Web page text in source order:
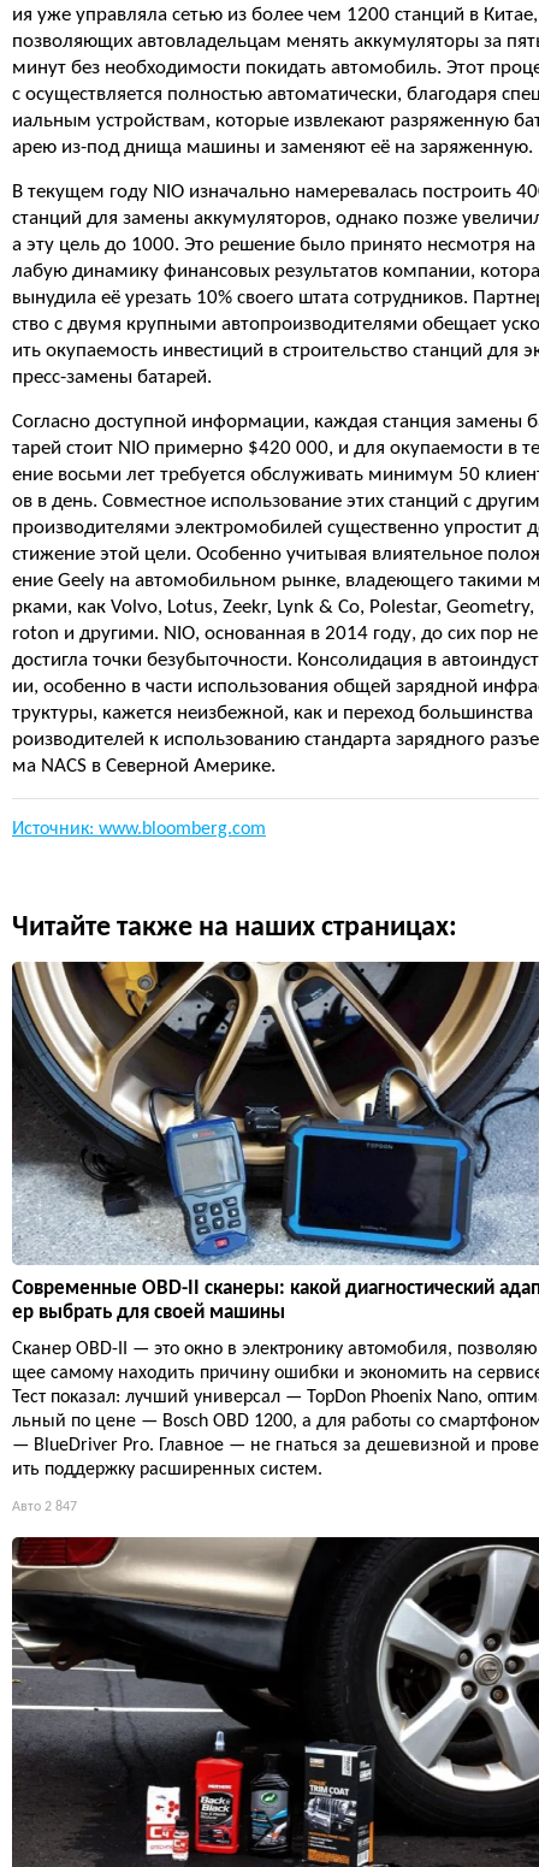
ия уже управляла сетью из более чем 1200 станций в Китае,
позволяющих автовладельцам менять аккумуляторы за
минут без необходимости покидать автомобиль. Этот
с осуществляется полностью автоматически, благодаря
иальным устройствам, которые извлекают разряженную
арею из-под днища машины и заменяют её на заряженную.
В текущем году NIO изначально намеревалась построить
станций для замены аккумуляторов, однако позже
а эту цель до 1000. Это решение было принято несмотря на
лабую динамику финансовых результатов компании,
вынудила её урезать 10% своего штата сотрудников.
ство с двумя крупными автопроизводителями обещает
ить окупаемость инвестиций в строительство станций для
пресс-замены батарей.
Согласно доступной информации, каждая станция замены
тарей стоит NIO примерно $420 000, и для окупаемости в
ение восьми лет требуется обслуживать минимум 50
ов в день. Совместное использование этих станций с
производителями электромобилей существенно упростит
стижение этой цели. Особенно учитывая влиятельное
ение Geely на автомобильном рынке, владеющего такими
рками, как Volvo, Lotus, Zeekr, Lynk & Co, Polestar, Geometry,
roton и другими. NIO, основанная в 2014 году, до сих пор не
достигла точки безубыточности. Консолидация в
ии, особенно в части использования общей зарядной
труктуры, кажется неизбежной, как и переход большинства
роизводителей к использованию стандарта зарядного разъе
ма NACS в Северной Америке.
Источник: www.bloomberg.com
Читайте также на наших страницах:
Современные OBD-II сканеры: какой диагностический
ер выбрать для своей машины
Сканер OBD-II — это окно в электронику автомобиля, позволяю
щее самому находить причину ошибки и экономить на
Тест показал: лучший универсал — TopDon Phoenix Nano,
льный по цене — Bosch OBD 1200, а для работы со
— BlueDriver Pro. Главное — не гнаться за дешевизной и
ить поддержку расширенных систем.
Авто 2 847